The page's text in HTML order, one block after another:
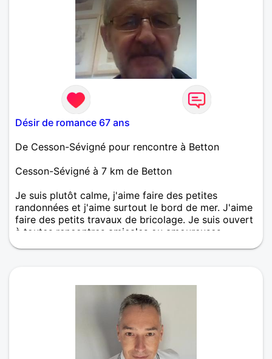
Désir de romance 67 ans
De Cesson-Sévigné pour rencontre à Betton
Cesson-Sévigné à 7 km de Betton
Je suis plutôt calme, j'aime faire des petites
randonnées et j'aime surtout le bord de mer. J'aime
faire des petits travaux de bricolage. Je suis ouvert
à toutes rencontres amicales ou amoureuses.